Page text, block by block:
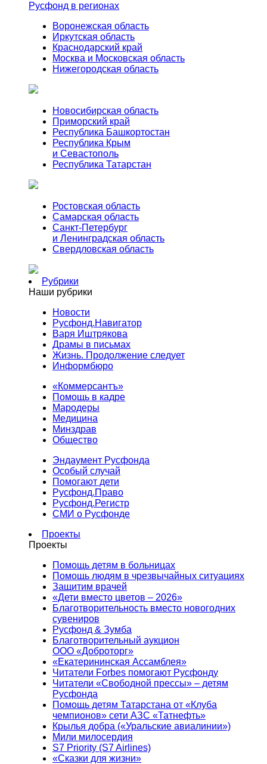
Русфонд в регионах
Воронежская область
Иркутская область
Краснодарский край
Москва и Московская область
Нижегородская область
Новосибирская область
Приморский край
Республика Башкортостан
Республика Крым
и Севастополь
Республика Татарстан
Ростовская область
Самарская область
Санкт-Петербург
и Ленинградская область
Свердловская область
Рубрики
Наши рубрики
Новости
Русфонд.Навигатор
Варя Иштрякова
Драмы в письмах
Жизнь. Продолжение следует
Информбюро
«Коммерсантъ»
Помощь в кадре
Мародеры
Медицина
Минздрав
Общество
Эндаумент Русфонда
Особый случай
Помогают дети
Русфонд.Право
Русфонд.Регистр
СМИ о Русфонде
Проекты
Проекты
Помощь детям в больницах
Помощь людям в чрезвычайных ситуациях
Защитим врачей
«Дети вместо цветов – 2026»
Благотворительность вместо новогодних
сувениров
Русфонд & Зумба
Благотворительный аукцион
ООО «Доброторг»
«Екатерининская Ассамблея»
Читатели Forbes помогают Русфонду
Читатели «Свободной прессы» – детям
Русфонда
Помощь детям Татарстана от «Клуба
чемпионов» сети АЗС «Татнефть»
Крылья добра («Уральские авиалинии»)
Мили милосердия
S7 Priority (S7 Airlines)
«Сказки для жизни»